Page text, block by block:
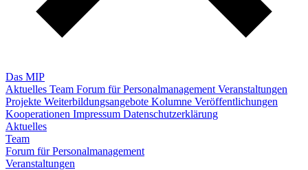
Das MIP
Aktuelles Team Forum für Personalmanagement Veranstaltungen
Projekte Weiterbildungsangebote Kolumne Veröffentlichungen
Kooperationen Impressum Datenschutzerklärung
Aktuelles
Team
Forum für Personalmanagement
Veranstaltungen